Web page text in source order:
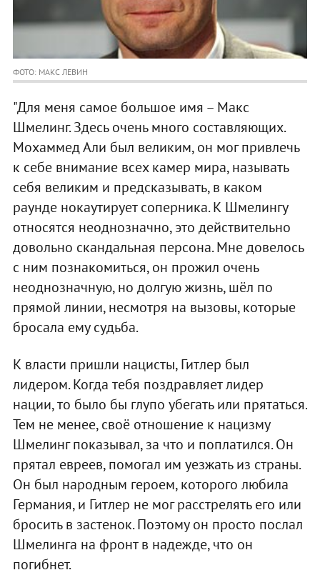
ФОТО: МАКС ЛЕВИН
"Для меня самое большое имя – Макс
Шмелинг. Здесь очень много составляющих.
Мохаммед Али был великим, он мог привлечь
к себе внимание всех камер мира, называть
себя великим и предсказывать, в каком
раунде нокаутирует соперника. К Шмелингу
относятся неоднозначно, это действительно
довольно скандальная персона. Мне довелось
с ним познакомиться, он прожил очень
неоднозначную, но долгую жизнь, шёл по
прямой линии, несмотря на вызовы, которые
бросала ему судьба.
К власти пришли нацисты, Гитлер был
лидером. Когда тебя поздравляет лидер
нации, то было бы глупо убегать или прятаться.
Тем не менее, своё отношение к нацизму
Шмелинг показывал, за что и поплатился. Он
прятал евреев, помогал им уезжать из страны.
Он был народным героем, которого любила
Германия, и Гитлер не мог расстрелять его или
бросить в застенок. Поэтому он просто послал
Шмелинга на фронт в надежде, что он
погибнет.